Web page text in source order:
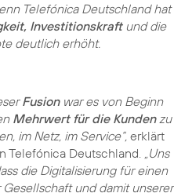
Telefónica Deutschland hat
Investitionskraftund die
deutlich erhöht.
Fusionwar es von Beginn
Mehrwert für die Kundenzu
im Netz, im Service“, erklärt
Telefónica Deutschland.
„Uns
die Digitalisierung für einen
und damit unserer